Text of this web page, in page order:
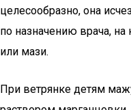
целесообразно, она
по назначению врача,
или мази.
При ветрянке детям